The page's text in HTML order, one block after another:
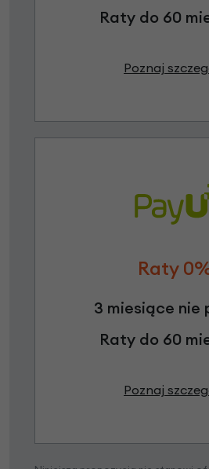
Raty do 60
Poznaj
Raty
3 miesiące nie
Raty do 60
Poznaj